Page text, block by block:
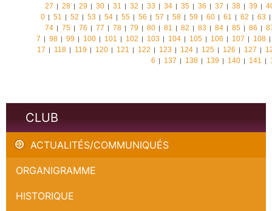
27
28 29 30 31 32 33 34 35 36 37 38 39
0
51 52 53 54 55 56 57 58 59 60 61 62
63
74
75 76 77 78 79 80 81 82 83 84 85 86
7
98 99 100 101 102 103 104 105 106 107
108
17
118 119 120 121 122 123 124 125 126 127
6
137 138 139 140 141
CLUB
ACTUALITÉS/COMMUNIQUÉS
ORGANIGRAMME
HISTORIQUE